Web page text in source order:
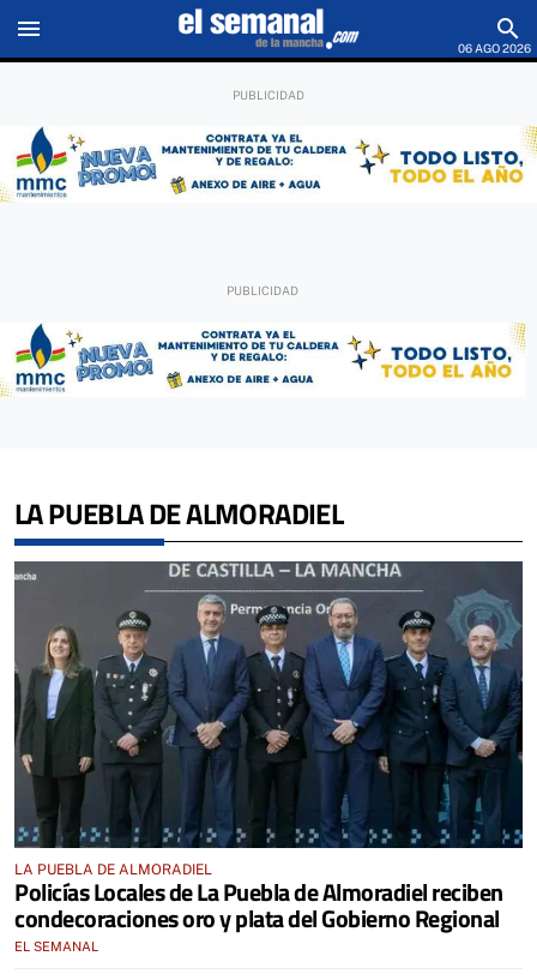
menu search
06 AGO 2026
LA PUEBLA DE ALMORADIEL
LA PUEBLA DE ALMORADIEL
Policías Locales de La Puebla de Almoradiel reciben
condecoraciones oro y plata del Gobierno Regional
EL SEMANAL